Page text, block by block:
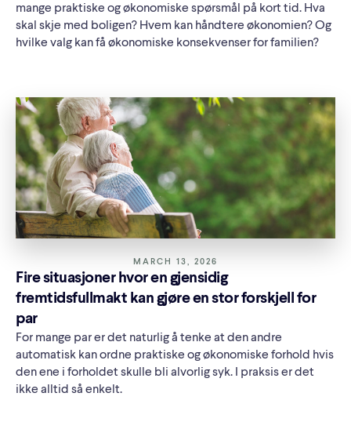
mange praktiske og økonomiske spørsmål på kort tid. Hva
skal skje med boligen? Hvem kan håndtere økonomien? Og
hvilke valg kan få økonomiske konsekvenser for familien?
MARCH 13, 2026
Fire situasjoner hvor en gjensidig
fremtidsfullmakt kan gjøre en stor forskjell for
par
For mange par er det naturlig å tenke at den andre
automatisk kan ordne praktiske og økonomiske forhold hvis
den ene i forholdet skulle bli alvorlig syk. I praksis er det
ikke alltid så enkelt.